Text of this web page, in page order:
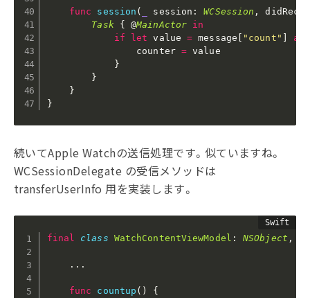
func session ( session : WCSession ,
Task
{ @MainActor in
if
let value = message [ "count" ] as
                counter
= value
}
}
}
}
続いてApple Watchの送信処理です。似ていますね。
WCSessionDelegate の受信メソッドは
transferUserInfo 用を実装します。
final class WatchContentViewModel : NSObject ,
. . .
func countup ( )
{